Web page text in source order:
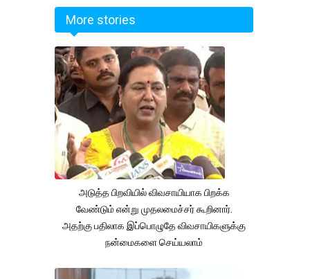
More stories
அடுத்த பிறவியில் விவசாயியாக பிறக்க
வேண்டும் என்று முதலமைச்சர் கூறினார்.
அதற்கு பதிலாக இப்பொழுதே விவசாயிகளுக்கு
நன்மைகளை செய்யலாம்